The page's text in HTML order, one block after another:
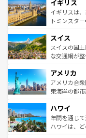
いる。シャ
香り高いラ
らに、パリ
れる地方に
を参照して
顔を持つこ
ルリンの文
してライン
は、お酒好きな
ドイツ情報は
イギリス
イギリスは
トミンスタ
リアごとに
ティー、ビ
戦など、本
ンツ一覧を参
スイス
スイスの国
な交通網が
の建物がそ
博物館もあ
ことができ
ば市内交通費無
着のスイス
アメリカ
アメリカ合
東海岸の都
のような巨
ンメントが
西部には大
ハワイ
年間を通じ
ハワイは、